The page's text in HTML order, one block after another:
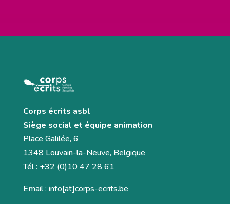
Corps écrits asbl
Siège social et équipe animation
Place Galilée, 6
1348 Louvain-la-Neuve, Belgique
Tél : +32 (0)10 47 28 61
Email : info[at]corps-ecrits.be